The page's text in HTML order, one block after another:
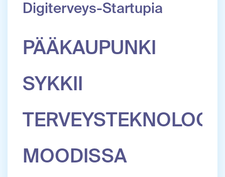
Digiterveys-Startupia
PÄÄKAUPUNKI
SYKKII
MOODISSA